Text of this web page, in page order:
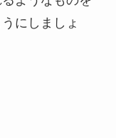
にしましょ